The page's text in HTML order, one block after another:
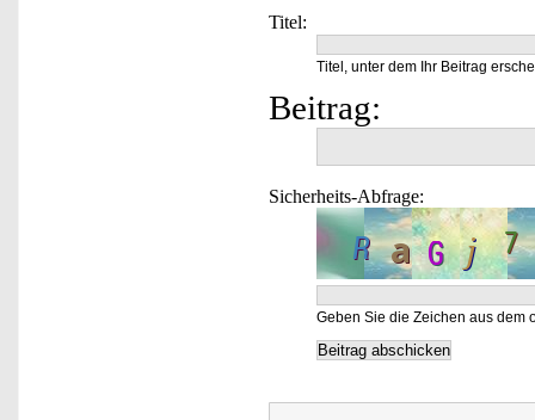
Titel:
Titel, unter dem Ihr Beitrag
Beitrag:
Sicherheits-Abfrage:
Geben Sie die Zeichen aus dem